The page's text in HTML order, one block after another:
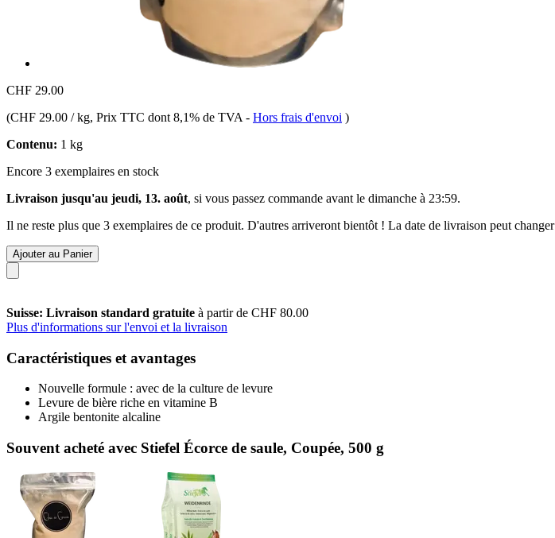
CHF 29.00
(CHF 29.00 / kg, Prix TTC dont 8,1% de TVA - Hors frais d'envoi )
Contenu: 1 kg
Encore 3 exemplaires en stock
Livraison jusqu'au jeudi, 13. août, si vous passez commande avant le dimanche à 23:59.
Il ne reste plus que 3 exemplaires de ce produit. D'autres arriveront bientôt ! La date de livraison peut
Ajouter au Panier
Suisse: Livraison standard gratuite à partir de CHF 80.00
Plus d'informations sur l'envoi et la livraison
Caractéristiques et avantages
Nouvelle formule : avec de la culture de levure
Levure de bière riche en vitamine B
Argile bentonite alcaline
Souvent acheté avec Stiefel Écorce de saule, Coupée, 500 g